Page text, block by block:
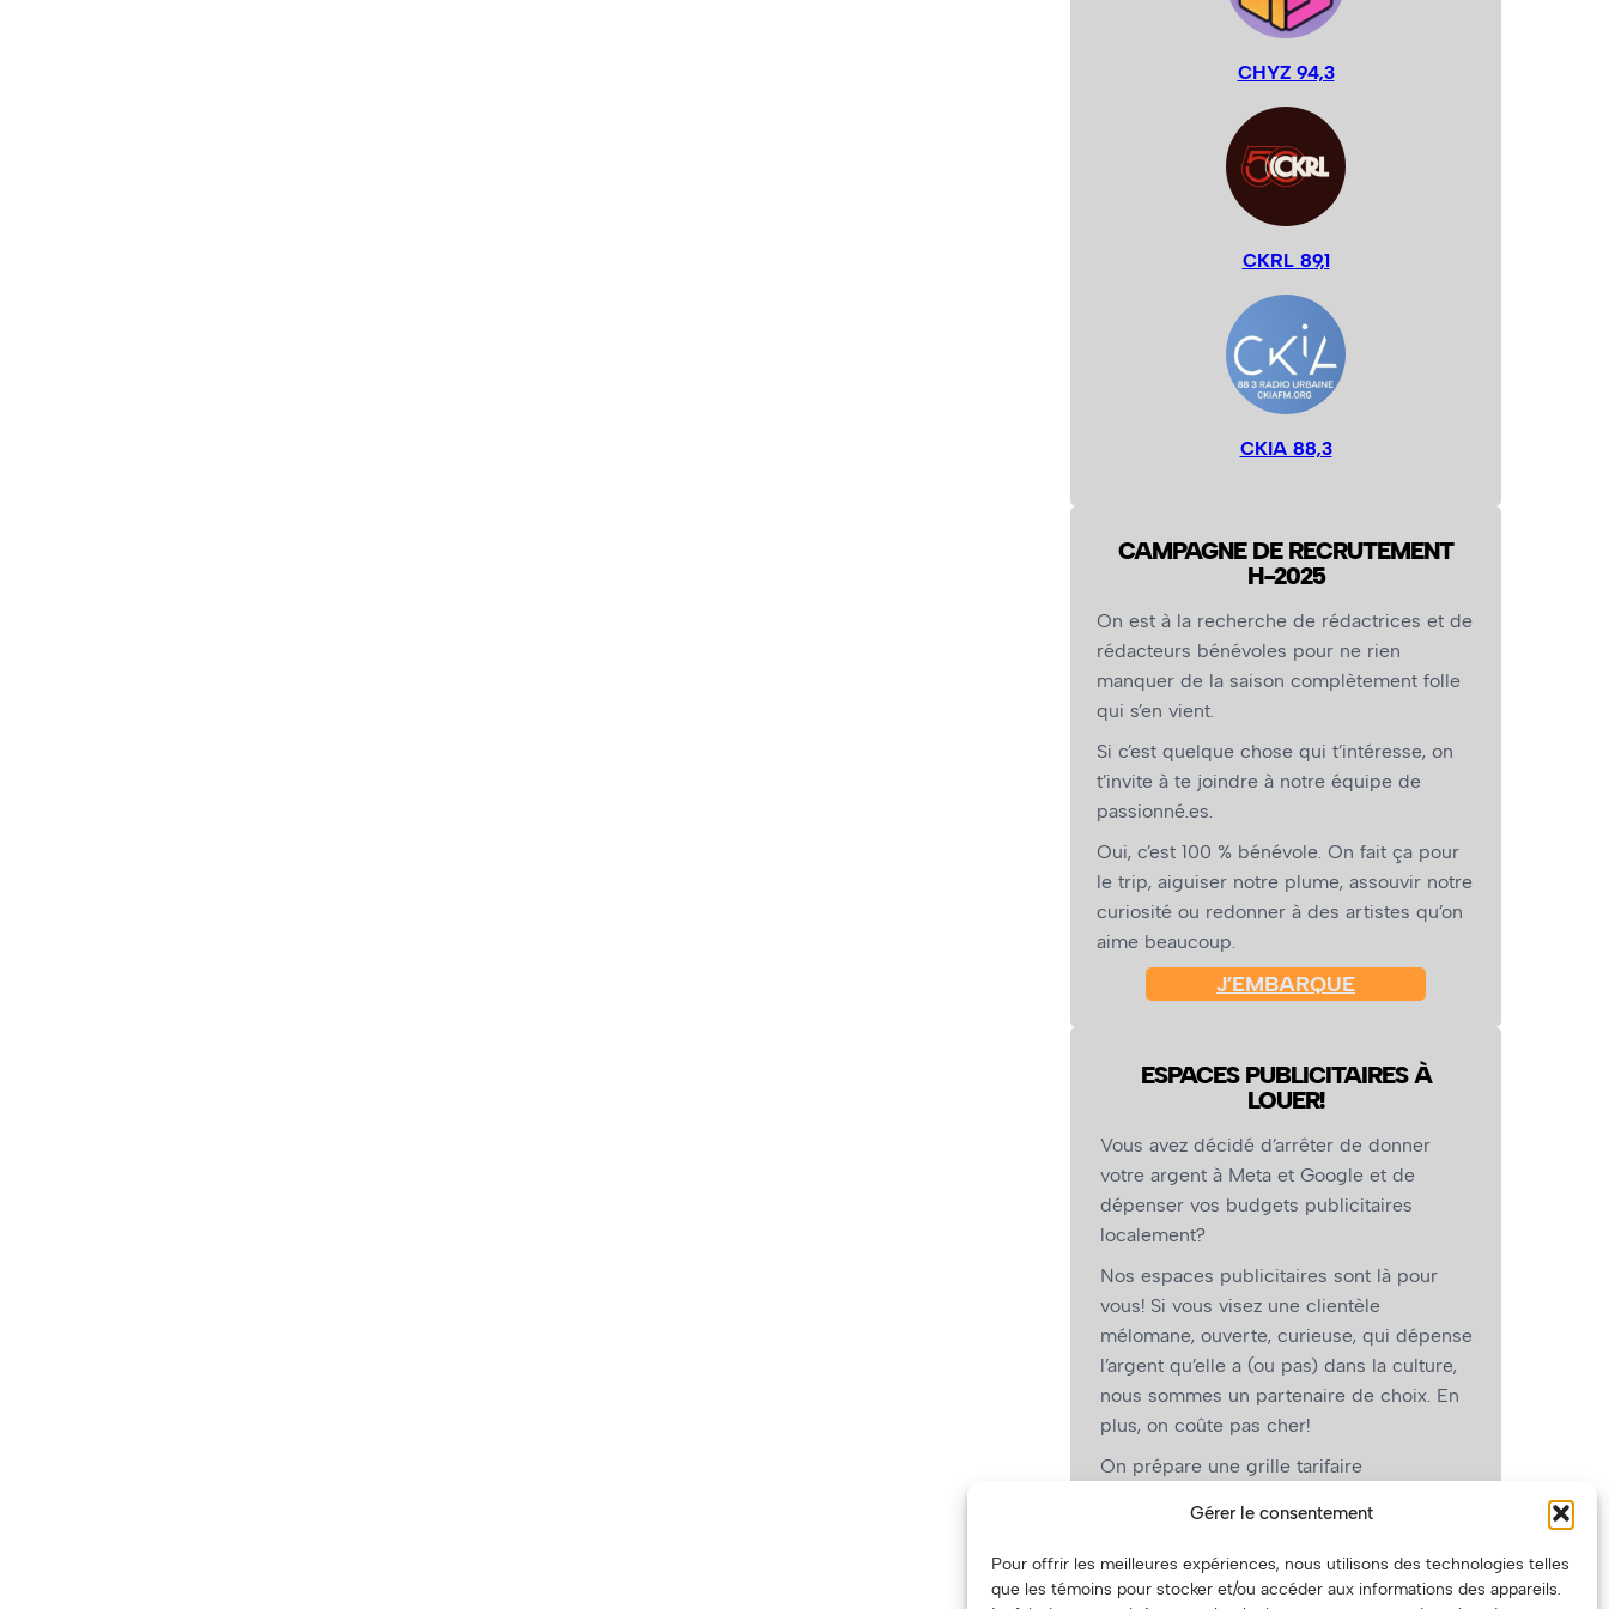
Gérer le consentement
Pour offrir les meilleures expériences, nous utilisons des technologies telles
que les témoins pour stocker et/ou accéder aux informations des appareils.
CHYZ 94,3
CKRL 89,1
CKIA 88,3
CAMPAGNE DE RECRUTEMENT
H-2025
On est à la recherche de rédactrices et de
rédacteurs bénévoles pour ne rien
manquer de la saison complètement folle
qui s’en vient.
Si c’est quelque chose qui t’intéresse, on
t’invite à te joindre à notre équipe de
passionné.es.
Oui, c’est 100 % bénévole. On fait ça pour
le trip, aiguiser notre plume, assouvir notre
curiosité ou redonner à des artistes qu’on
aime beaucoup.
J’EMBARQUE
ESPACES PUBLICITAIRES À
LOUER!
Vous avez décidé d’arrêter de donner
votre argent à Meta et Google et de
dépenser vos budgets publicitaires
localement?
Nos espaces publicitaires sont là pour
vous! Si vous visez une clientèle
mélomane, ouverte, curieuse, qui dépense
l’argent qu’elle a (ou pas) dans la culture,
nous sommes un partenaire de choix. En
plus, on coûte pas cher!
On prépare une grille tarifaire
vous, les artistes!)